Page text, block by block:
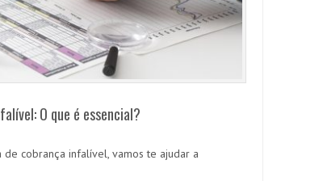
O que é essencial?
cobrança infalível, vamos te ajudar a